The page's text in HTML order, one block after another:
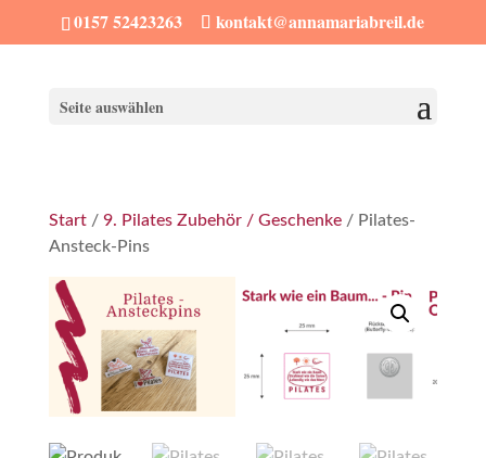
0157 52423263 kontakt@annamariabreil.de
Seite auswählen
Start/ 9. Pilates Zubehör / Geschenke/ Pilates-
Ansteck-Pins